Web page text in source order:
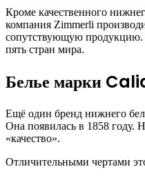
Кроме качественного
компания Zimmerli
сопутствующую продукцию.
пять стран мира.
Белье марки
Ещё один бренд нижнего
Она появилась в 1858 году.
«качество».
Отличительными чертами